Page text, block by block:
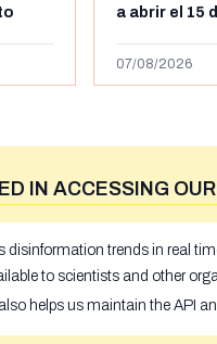
a abrir el 15
y Ceuta
07/08/2026
IN ACCESSING
trends in real
to scientists and other
helps us maintain the API